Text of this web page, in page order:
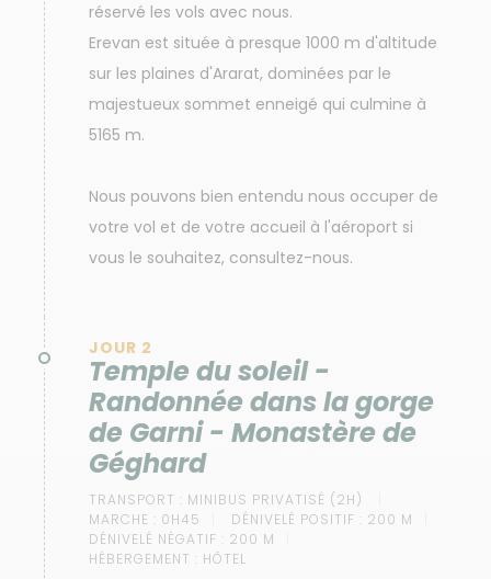
réservé les vols avec nous.
Erevan est située à presque 1000 m d'altitude
sur les plaines d'Ararat, dominées par le
majestueux sommet enneigé qui culmine à
5165 m.
Nous pouvons bien entendu nous occuper de
votre vol et de votre accueil à l'aéroport si
vous le souhaitez, consultez-nous.
JOUR 2
Temple du soleil -
Randonnée dans la gorge
de Garni - Monastère de
Géghard
TRANSPORT : MINIBUS PRIVATISÉ (2H)
MARCHE : 0H45 DÉNIVELÉ POSITIF : 200 M
DÉNIVELÉ NÉGATIF : 200 M
HÉBERGEMENT : HÔTEL